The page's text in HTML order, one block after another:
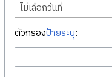
ไม่เลือกวันที่
ตัวกรองป้ายระบุ: